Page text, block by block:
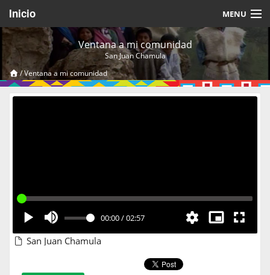
Inicio MENU
Acerca de
Videos Temáticos
Cerrar Sesión
Ventana a mi comunidad
San Juan Chamula
/Ventana a mi comunidad
00:00/02:57
San Juan Chamula